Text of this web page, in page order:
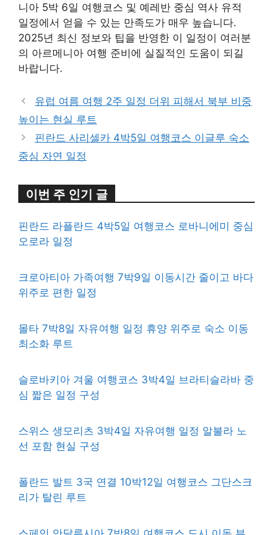
니아 5박 6일 여행코스 및 예레반 중심 역사 유적
일정에서 얻을 수 있는 만족도가 매우 높습니다.
2025년 최신 정보와 팁을 반영한 이 일정이 여러분
의 아르메니아 여행 준비에 실질적인 도움이 되길
바랍니다.
유럽 여름 여행 2주 일정 더위 피해서 북부 비중
높이는 현실 루트
핀란드 사리셀카 4박5일 여행코스 이글루 숙소
중심 자연 일정
이번 주 인기 글
핀란드 라플란드 4박5일 여행코스 로바니에미 중심
오로라 일정
크로아티아 가족여행 7박9일 이동시간 줄이고 바다
위주로 편한 일정
몰타 7박8일 자유여행 일정 휴양 위주로 숙소 이동
최소화 루트
슬로바키아 겨울 여행코스 3박4일 브라티슬라바 중
심 짧은 일정 구성
스위스 생모리츠 3박4일 자유여행 일정 알불라 노
선 포함 현실 구성
폴란드 발트 3국 연결 10박12일 여행코스 그단스크
리가 탈린 루트